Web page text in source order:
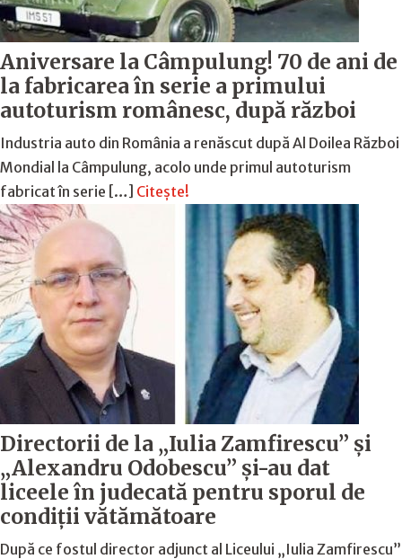
Aniversare la Câmpulung! 70 de ani de
la fabricarea în serie a primului
autoturism românesc, după război
Industria auto din România a renăscut după Al Doilea Război
Mondial la Câmpulung, acolo unde primul autoturism
fabricat în serie […] Citește!
Directorii de la „Iulia Zamfirescu” și
„Alexandru Odobescu” și-au dat
liceele în judecată pentru sporul de
condiții vătămătoare
După ce fostul director adjunct al Liceului „Iulia Zamfirescu”